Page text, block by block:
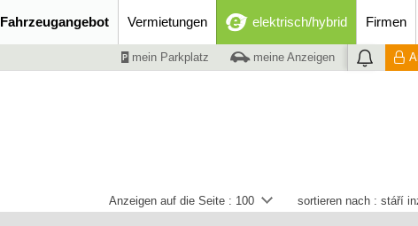
Fahrzeugangebot Vermietungen elektrisch/hybrid Firmen
mein Parkplatz meine Anzeigen
sortieren nach : stáří
Anzeigen auf die Seite : 100